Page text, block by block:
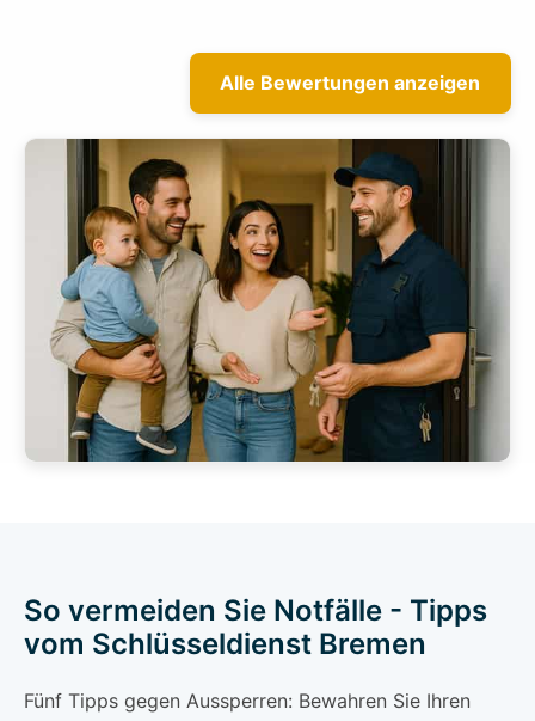
Alle Bewertungen anzeigen
So vermeiden Sie Notfälle - Tipps
vom Schlüsseldienst Bremen
Fünf Tipps gegen Aussperren: Bewahren Sie Ihren